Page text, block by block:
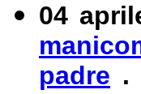
04
padre .